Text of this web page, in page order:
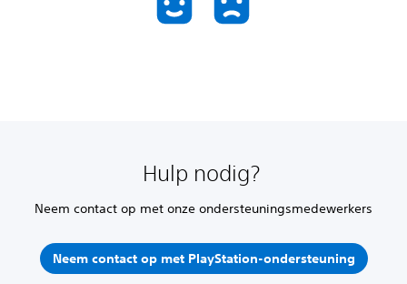
Hulp nodig?
Neem contact op met onze ondersteuningsmedewerkers
Neem contact op met PlayStation-ondersteuning